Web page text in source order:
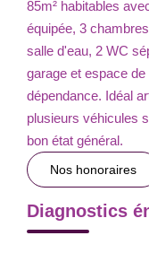
85m² habitables
équipée, 3
salle d'eau, 2 WC
garage et espace
dépendance. Idéal
plusieurs véhicules
bon état général.
Nos honoraires
Diagnostics